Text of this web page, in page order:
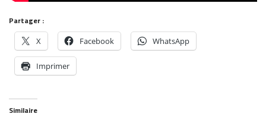
Partager :
X Facebook WhatsApp
Imprimer
Similaire